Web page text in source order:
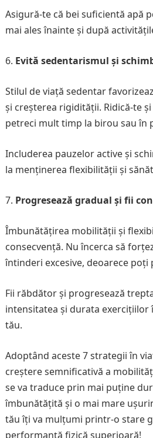
Asigură-te că bei suficientă apă
mai ales înainte și după
Evită sedentarismul și
Stilul de viață sedentar
și creșterea rigidității. Ridică-te
petreci mult timp la birou sau în
Includerea pauzelor active și
la menținerea flexibilității și
Progresează gradual și fii
Îmbunătățirea mobilității și
consecvență. Nu încerca să
întinderi excesive, deoarece poți
Fii răbdător și progresează
intensitatea și durata
tău.
Adoptând aceste 7 strategii în
creștere semnificativă a
se va traduce prin mai puține
îmbunătățită și o mai mare
tău îți va mulțumi printr-o stare
performanță fizică superioară!